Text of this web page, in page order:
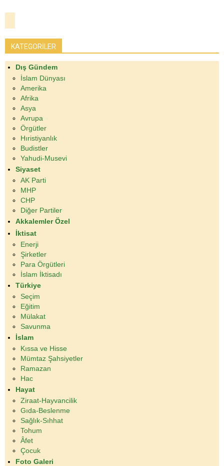
KATEGORİLER
Dış Gündem
İslam Dünyası
Amerika
Afrika
Asya
Avrupa
Örgütler
Hıristiyanlık
Budistler
Yahudi-Musevi
Siyaset
AK Parti
MHP
CHP
Diğer Partiler
Akkalemler Özel
İktisat
Enerji
Şirketler
Para Örgütleri
İslam İktisadı
Türkiye
Seçim
Eğitim
Mülakat
Savunma
İslam
Kıssa ve Hisse
Mümtaz Şahsiyetler
Ramazan
Hac
Hayat
Ziraat-Hayvancilik
Gıda-Beslenme
Sağlık-Sıhhat
Tohum
Âfet
Çocuk
Foto Galeri